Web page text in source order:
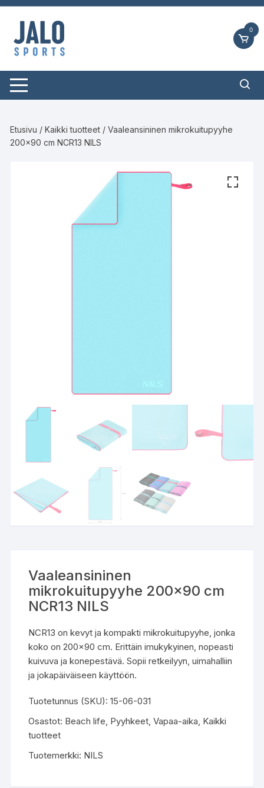
Siirry
suoraan
sisältöön
0
Etusivu /Kaikki tuotteet / Vaaleansininen mikrokuitupyyhe
200×90 cm NCR13 NILS
Vaaleansininen
mikrokuitupyyhe 200×90 cm
NCR13 NILS
NCR13 on kevyt ja kompakti mikrokuitupyyhe, jonka
koko on 200×90 cm. Erittäin imukykyinen, nopeasti
kuivuva ja konepestävä. Sopii retkeilyyn, uimahalliin
ja jokapäiväiseen käyttöön.
Tuotetunnus (SKU):15-06-031
Osastot: Beach life, Pyyhkeet,Vapaa-aika, Kaikki
tuotteet
Tuotemerkki: NILS